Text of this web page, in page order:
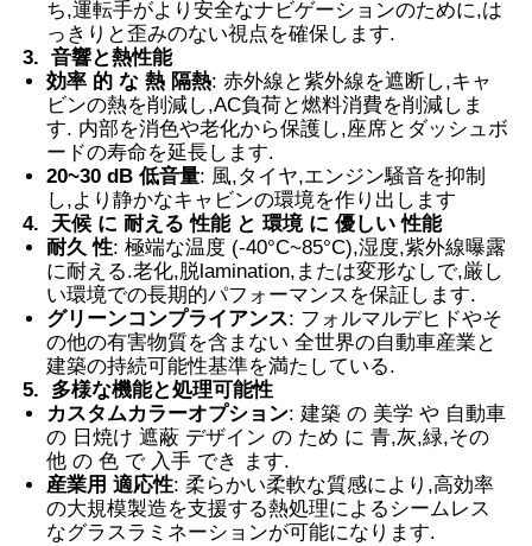
スマートPDLCフィルム
クリアナノセラミックティント
調光フィルム
自動車 窓 染料
スマート pdlc ガラス
PNLCフィルム
合わせガラスPVB中間膜
ち,運転手がより安全なナビゲーションのために,は
っきりと歪みのない視点を確保します.
3. 音響と熱性能
効率 的 な 熱 隔熱: 赤外線と紫外線を遮断し,キャ
ビンの熱を削減し,AC負荷と燃料消費を削減しま
す. 内部を消色や老化から保護し,座席とダッシュボ
ードの寿命を延長します.
20~30 dB 低音量: 風,タイヤ,エンジン騒音を抑制
し,より静かなキャビンの環境を作り出します
4.
天候 に 耐える 性能 と 環境 に 優しい 性能
耐久 性: 極端な温度 (-40°C~85°C),湿度,紫外線曝露
に耐える.老化,脱lamination,または変形なしで,厳し
い環境での長期的パフォーマンスを保証します.
グリーンコンプライアンス: フォルマルデヒドやそ
の他の有害物質を含まない 全世界の自動車産業と
建築の持続可能性基準を満たしている.
5.
多様な機能と処理可能性
カスタムカラーオプション: 建築 の 美学 や 自動車
の 日焼け 遮蔽 デザイン の ため に 青,灰,緑,その
他 の 色 で 入手 でき ます.
産業用 適応性: 柔らかい柔軟な質感により,高効率
の大規模製造を支援する熱処理によるシームレス
なグラスラミネーションが可能になります.